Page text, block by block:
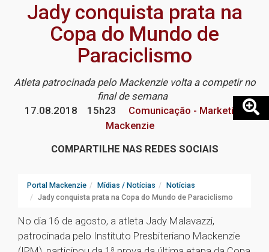
Jady conquista prata na
Copa do Mundo de
Paraciclismo
Atleta patrocinada pelo Mackenzie volta a competir no
final de semana
17.08.2018
15h23
Comunicação - Marketing
Mackenzie
COMPARTILHE NAS REDES SOCIAIS
Portal Mackenzie Mídias / Notícias
Notícias
Jady conquista prata na Copa do Mundo de Paraciclismo
No dia 16 de agosto, a atleta Jady Malavazzi,
patrocinada pelo Instituto Presbiteriano Mackenzie